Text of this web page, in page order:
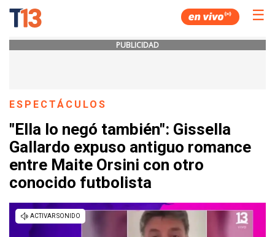
☰
PUBLICIDAD
ESPECTÁCULOS
"Ella lo negó también": Gissella
Gallardo expuso antiguo romance
entre Maite Orsini con otro
conocido futbolista